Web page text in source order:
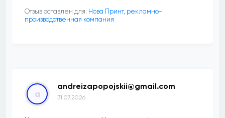
Отзыв оставлен для: Нова Принт, рекламно-
производственная компания
a
andreizapopojskii@gmail.com
31.07.2026